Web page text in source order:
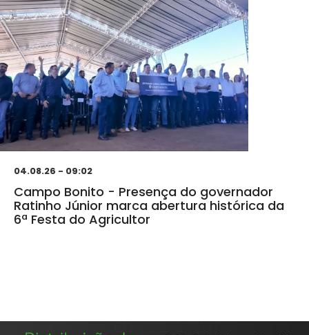
04.08.26 - 09:02
Campo Bonito - Presença do governador
Ratinho Júnior marca abertura histórica da
6ª Festa do Agricultor